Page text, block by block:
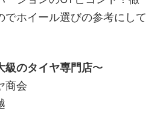
でホイール選びの参考にして
級のタイヤ専門店〜
商会